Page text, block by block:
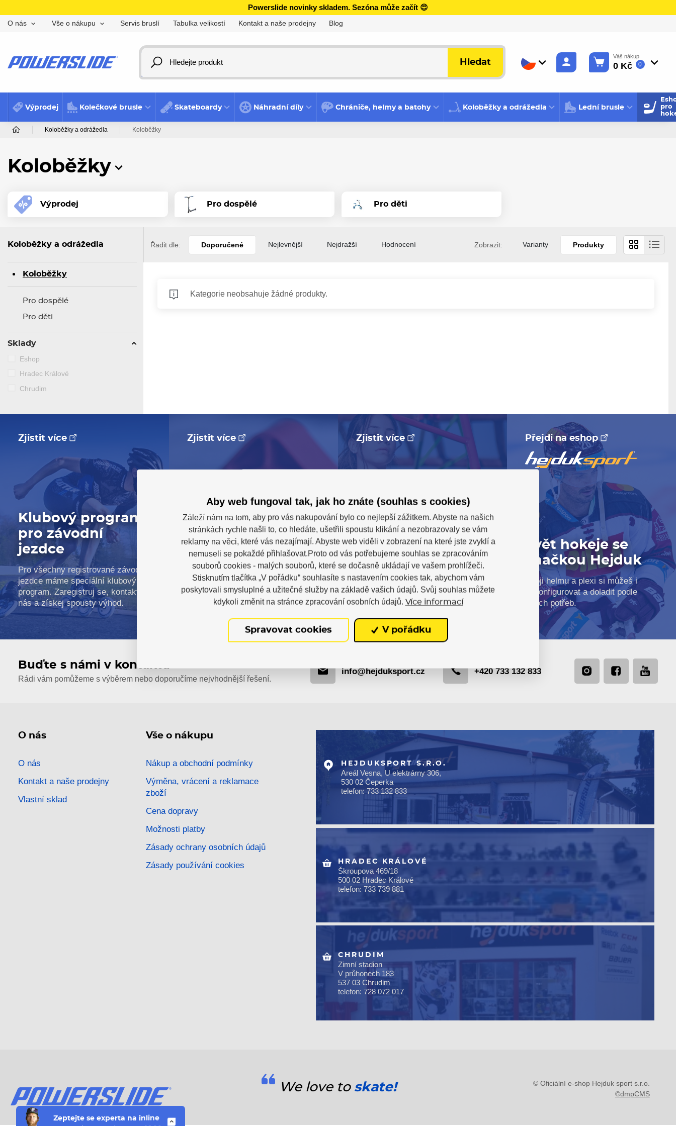
Powerslide novinky skladem. Sezóna může začít 😍
O nás Vše o nákupu Servis bruslí Tabulka velikostí Kontakt a naše prodejny Blog
Hledat
Váš nákup
0 Kč 0
Výprodej Kolečkové brusle Skateboardy Náhradní díly Chrániče, helmy a batohy Koloběžky a odrážedla Lední brusle
pro
Koloběžky a odrážedla Koloběžky
Koloběžky
Výprodej Pro dospělé Pro děti
Koloběžky a odrážedla
Koloběžky
Pro dospělé
Pro děti
Sklady
Eshop
Hradec Králové
Chrudim
Řadit dle: Doporučené Nejlevnější Nejdražší Hodnocení Zobrazit: Varianty Produkty
Kategorie neobsahuje žádné produkty.
Zjistit více
Klubový program
pro závodní
jezdce
Pro všechny registrované závodní
jezdce máme speciální klubový
program. Zaregistruj se, kontaktuj
nás a získej spousty výhod.
Zjistit více
Služby a servis na
prodejně
Servis bruslí, čištění ložisek,
tepelné tvarování a profi
poradenství na naší kamenné
prodejně v Hradci Králové.
Zjistit více
Svět inline se
značkou
Powerslide
Chceš pokračovat v tréninku
bruslení i mimo sezónu? Koukni na
nějaké inlinové vybevní, které ti s
tréninkem pomůže.
Přejdi na eshop
Svět hokeje se
značkou Hejduk
Svoji helmu a plexi si můžeš i
nakonfigurovat a doladit podle
svých potřeb.
Buďte s námi v kontaktu
Rádi vám pomůžeme s výběrem nebo doporučíme nejvhodnější řešení.
info@hejduksport.cz +420 733 132 833
O nás
O nás
Kontakt a naše prodejny
Vlastní sklad
Vše o nákupu
Nákup a obchodní podmínky
Výměna, vrácení a reklamace
zboží
Cena dopravy
Možnosti platby
Zásady ochrany osobních údajů
Zásady používání cookies
HEJDUKSPORT S.R.O.
Areál Vesna, U elektrárny 306,
530 02 Čeperka
telefon: 733 132 833
HRADEC KRÁLOVÉ
Škroupova 469/18
500 02 Hradec Králové
telefon: 733 739 881
CHRUDIM
Zimní stadion
V průhonech 183
537 03 Chrudim
telefon: 728 072 017
We love to skate!
© Oficiální e-shop Hejduk sport s.r.o.
©dmpCMS
Zeptejte se experta na inline
Aby web fungoval tak, jak ho znáte (souhlas s cookies)
Záleží nám na tom, aby pro vás nakupování bylo co nejlepší zážitkem. Abyste na našich
stránkách rychle našli to, co hledáte, ušetřili spoustu klikání a nezobrazovaly se vám
reklamy na věci, které vás nezajímají. Abyste web viděli v zobrazení na které jste zvyklí a
nemuseli se pokaždé přihlašovat.Proto od vás potřebujeme souhlas se zpracováním
souborů cookies - malých souborů, které se dočasně ukládají ve vašem prohlížeči.
Stisknutím tlačítka „V pořádku“ souhlasíte s nastavením cookies tak, abychom vám
poskytovali smysluplné a užitečné služby na základě vašich údajů. Svůj souhlas můžete
kdykoli změnit na stránce zpracování osobních údajů. Více informací
Spravovat cookies V pořádku